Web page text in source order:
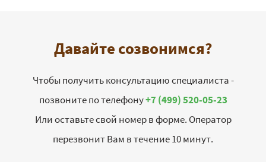
Давайте созвонимся?
Чтобы получить консультацию специалиста -
позвоните по телефону+7 (499) 520-05-23
Или оставьте свой номер в форме. Оператор
перезвонит Вам в течение 10 минут.